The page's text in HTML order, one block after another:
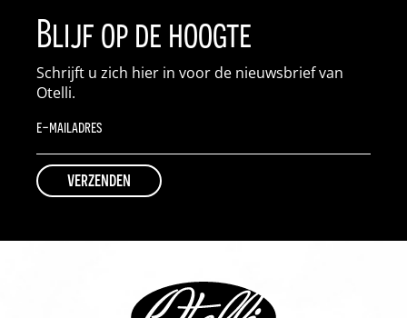
Blijf op de hoogte
Schrijft u zich hier in voor de nieuwsbrief van
Otelli.